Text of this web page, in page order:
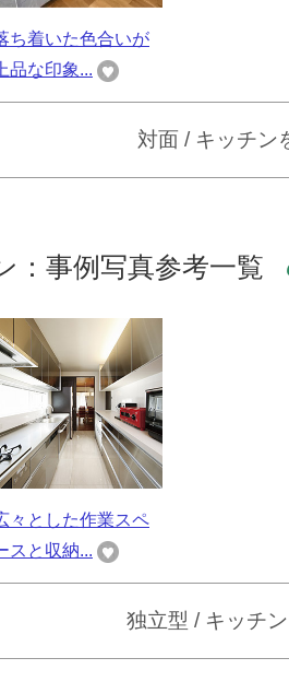
ち着いた色合いが
上品な印象...
対面 / キッチン
：事例写真参考一覧
々とした作業スペ
スと収納...
独立型 / キッチ